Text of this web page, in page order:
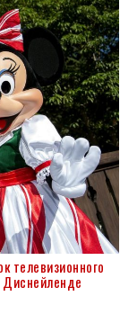
телевизионного
Диснейленде